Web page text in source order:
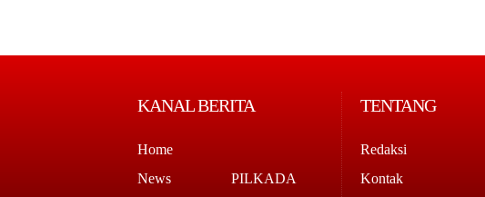
KANAL BERITA
Home
News
PILKADA
TENTANG
Redaksi
Kontak